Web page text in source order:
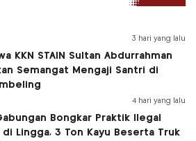
3 hari yang lalu
KKN STAIN Sultan Abdurrahman
Semangat Mengaji Santri di
4 hari yang lalu
Bongkar Praktik Ilegal
di Lingga, 3 Ton Kayu Beserta Truk